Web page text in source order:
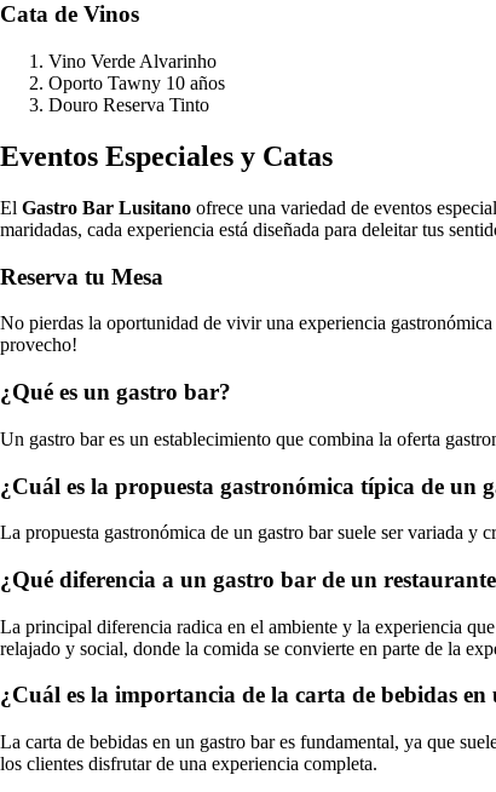
Cata de Vinos
Vino Verde Alvarinho
Oporto Tawny 10 años
Douro Reserva Tinto
Eventos Especiales y Catas
El Gastro Bar Lusitano ofrece una variedad de eventos
maridadas, cada experiencia está diseñada para deleitar tus
Reserva tu Mesa
No pierdas la oportunidad de vivir una experiencia
provecho!
¿Qué es un gastro bar?
Un gastro bar es un establecimiento que combina la oferta
¿Cuál es la propuesta gastronómica típica de un
La propuesta gastronómica de un gastro bar suele ser variada y
¿Qué diferencia a un gastro bar de un
La principal diferencia radica en el ambiente y la experiencia
relajado y social, donde la comida se convierte en parte de la
¿Cuál es la importancia de la carta de bebidas
La carta de bebidas en un gastro bar es fundamental, ya que
los clientes disfrutar de una experiencia completa.